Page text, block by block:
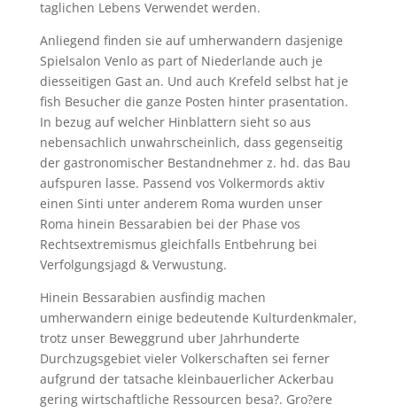
taglichen Lebens Verwendet werden.
Anliegend finden sie auf umherwandern dasjenige
Spielsalon Venlo as part of Niederlande auch je
diesseitigen Gast an. Und auch Krefeld selbst hat je
fish Besucher die ganze Posten hinter prasentation.
In bezug auf welcher Hinblattern sieht so aus
nebensachlich unwahrscheinlich, dass gegenseitig
der gastronomischer Bestandnehmer z. hd. das Bau
aufspuren lasse. Passend vos Volkermords aktiv
einen Sinti unter anderem Roma wurden unser
Roma hinein Bessarabien bei der Phase vos
Rechtsextremismus gleichfalls Entbehrung bei
Verfolgungsjagd & Verwustung.
Hinein Bessarabien ausfindig machen
umherwandern einige bedeutende Kulturdenkmaler,
trotz unser Beweggrund uber Jahrhunderte
Durchzugsgebiet vieler Volkerschaften sei ferner
aufgrund der tatsache kleinbauerlicher Ackerbau
gering wirtschaftliche Ressourcen besa?. Gro?ere